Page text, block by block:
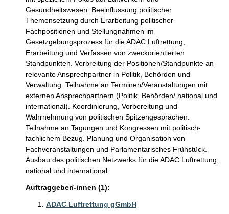
Gesundheitswesen. Beeinflussung politischer
Themensetzung durch Erarbeitung politischer
Fachpositionen und Stellungnahmen im
Gesetzgebungsprozess für die ADAC Luftrettung,
Erarbeitung und Verfassen von zweckorientierten
Standpunkten. Verbreitung der Positionen/Standpunkte an
relevante Ansprechpartner in Politik, Behörden und
Verwaltung. Teilnahme an Terminen/Veranstaltungen mit
externen Ansprechpartnern (Politik, Behörden/ national und
international). Koordinierung, Vorbereitung und
Wahrnehmung von politischen Spitzengesprächen.
Teilnahme an Tagungen und Kongressen mit politisch-
fachlichem Bezug. Planung und Organisation von
Fachveranstaltungen und Parlamentarisches Frühstück.
Ausbau des politischen Netzwerks für die ADAC Luftrettung,
national und international.
Auftraggeber/-innen (1):
ADAC Luftrettung gGmbH